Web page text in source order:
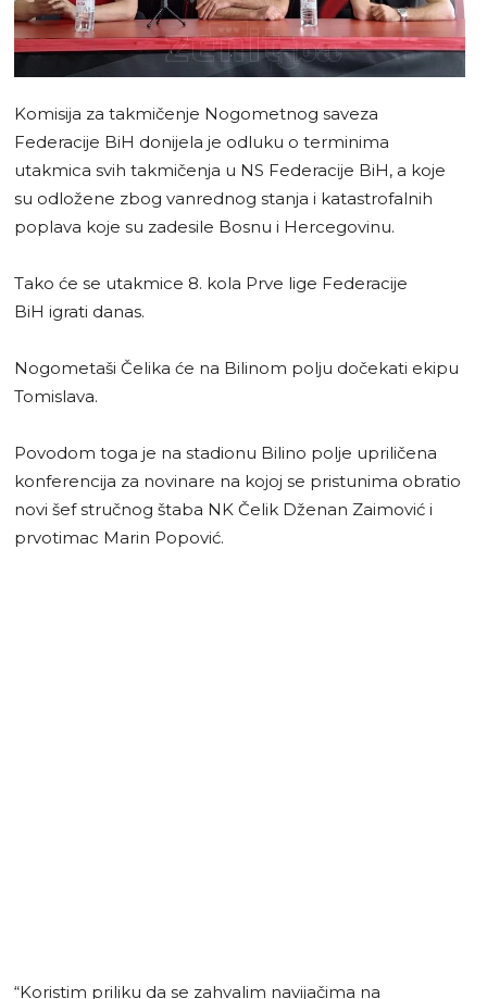
Komisija za takmičenje Nogometnog saveza
Federacije BiH donijela je odluku o terminima
utakmica svih takmičenja u NS Federacije BiH, a koje
su odložene zbog vanrednog stanja i katastrofalnih
poplava koje su zadesile Bosnu i Hercegovinu.
Tako će se utakmice 8. kola Prve lige Federacije
BiH igrati danas.
Nogometaši Čelika će na Bilinom polju dočekati ekipu
Tomislava.
Povodom toga je na stadionu Bilino polje upriličena
konferencija za novinare na kojoj se pristunima obratio
novi šef stručnog štaba NK Čelik Dženan Zaimović i
prvotimac Marin Popović.
“Koristim priliku da se zahvalim navijačima na